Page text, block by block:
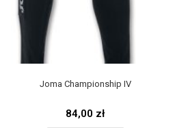
Joma Championship IV
84,00 zł